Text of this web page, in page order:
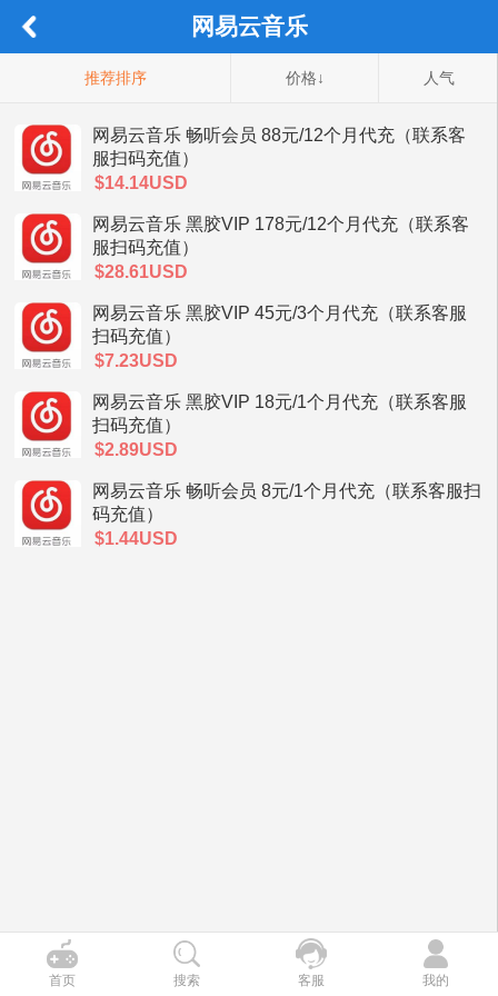
网易云音乐
推荐排序 价格↓ 人气
网易云音乐 畅听会员 88元/12个月代充（联系客
服扫码充值）
$14.14USD
网易云音乐 黑胶VIP 178元/12个月代充（联系客
服扫码充值）
$28.61USD
网易云音乐 黑胶VIP 45元/3个月代充（联系客服
扫码充值）
$7.23USD
网易云音乐 黑胶VIP 18元/1个月代充（联系客服
扫码充值）
$2.89USD
网易云音乐 畅听会员 8元/1个月代充（联系客服扫
码充值）
$1.44USD
首页 搜索 客服 我的